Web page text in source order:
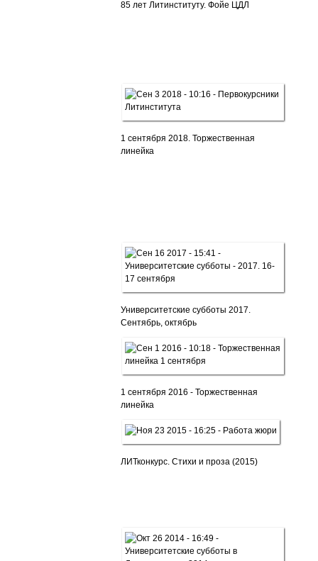
85 лет Литинституту. Фойе ЦДЛ
1 сентября 2018. Торжественная
линейка
Университетские субботы 2017.
Сентябрь, октябрь
1 сентября 2016 - Торжественная
линейка
ЛИТконкурс. Стихи и проза (2015)